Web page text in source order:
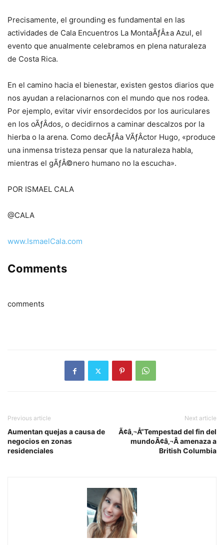
Precisamente, el grounding es fundamental en las
actividades de Cala Encuentros La MontaÃƒÂ±a Azul, el
evento que anualmente celebramos en plena naturaleza
de Costa Rica.
En el camino hacia el bienestar, existen gestos diarios que
nos ayudan a relacionarnos con el mundo que nos rodea.
Por ejemplo, evitar vivir ensordecidos por los auriculares
en los oÃƒÂ­dos, o decidirnos a caminar descalzos por la
hierba o la arena. Como decÃƒÂ­a VÃƒÂ­ctor Hugo, «produce
una inmensa tristeza pensar que la naturaleza habla,
mientras el gÃƒÂ©nero humano no la escucha».
POR ISMAEL CALA
@CALA
www.IsmaelCala.com
Comments
comments
Previous article
Aumentan quejas a causa de
negocios en zonas
residenciales
Next article
Ã¢â‚¬Å“Tempestad del fin del
mundoÃ¢â‚¬Â amenaza a
British Columbia